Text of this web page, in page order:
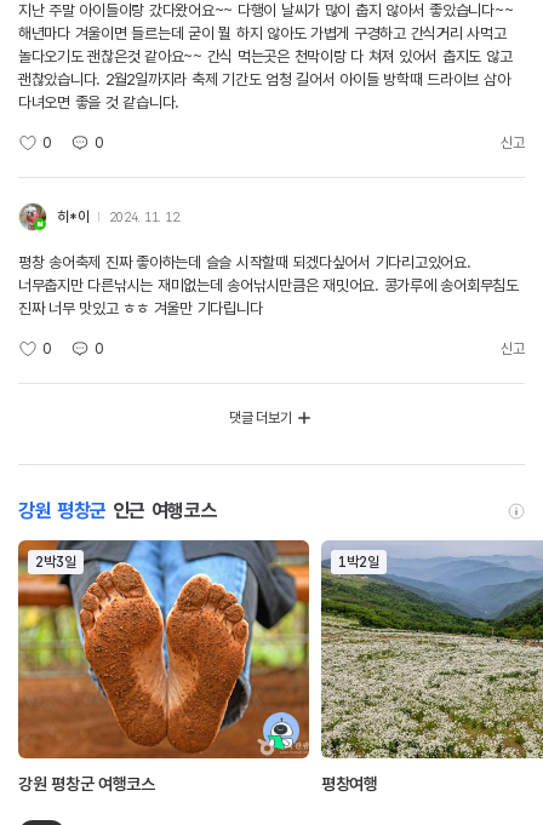
지난 주말 아이들이랑 갔다왔어요~~ 다행이 날씨가 많이 춥지 않아서 좋았습니다~~
해년마다 겨울이면 들르는데 굳이 뭘 하지 않아도 가볍게 구경하고 간식거리 사먹고
놀다오기도 괜찮은것 같아요~~ 간식 먹는곳은 천막이랑 다 쳐져 있어서 춥지도 않고
괜찮았습니다. 2월2일까지라 축제 기간도 엄청 길어서 아이들 방학때 드라이브 삼아
다녀오면 좋을 것 같습니다.
0 0 신고
히*이 2024. 11. 12.
평창 송어축제 진짜 좋아하는데 슬슬 시작할때 되겠다싶어서 기다리고있어요.
너무춥지만 다른낚시는 재미없는데 송어낚시만큼은 재밋어요. 콩가루에 송어회무침도
진짜 너무 맛있고 ㅎㅎ 겨울만 기다립니다
0 0 신고
댓글 더보기
강원 평창군 인근 여행코스
2박3일
강원 평창군 여행코스
1박2일
평창여행